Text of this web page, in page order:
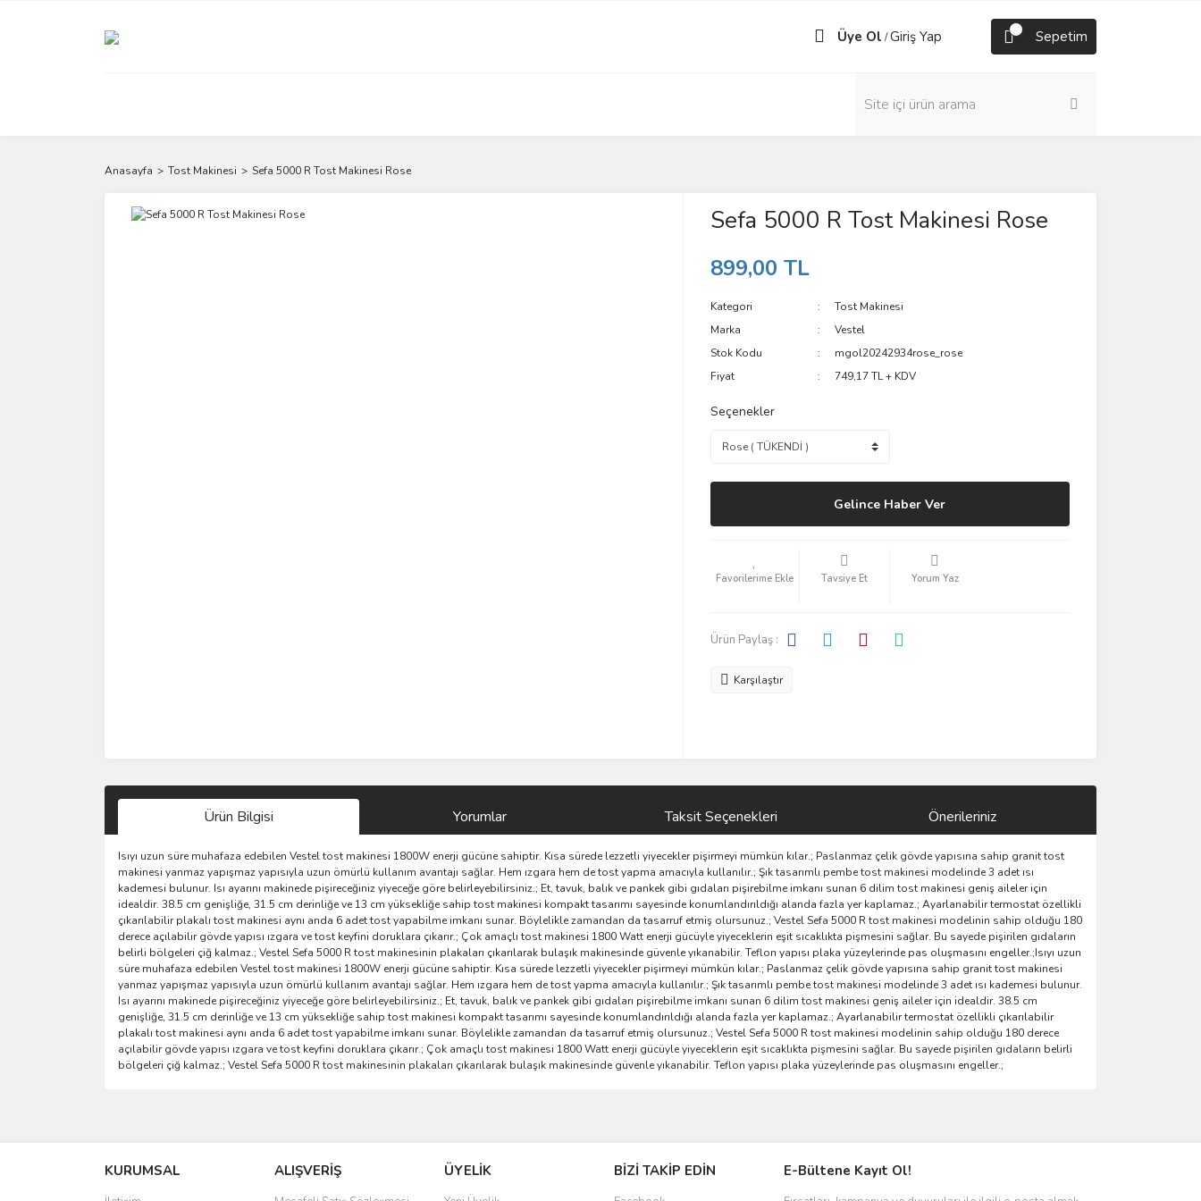
Üye Ol /Giriş Yap Sepetim
Anasayfa Tost Makinesi Sefa 5000 R Tost Makinesi Rose
Sefa 5000 R Tost Makinesi Rose
899,00 TL
Kategori
Tost Makinesi
Marka
Vestel
Stok Kodu
mgol20242934rose_rose
Fiyat
749,17 TL + KDV
Seçenekler
Gelince Haber Ver
Tavsiye Et Yorum Yaz
Ürün Paylaş :
Karşılaştır
Ürün Bilgisi Yorumlar Taksit Seçenekleri Önerileriniz
Isıyı uzun süre muhafaza edebilen Vestel tost makinesi 1800W enerji gücüne sahiptir. Kısa sürede lezzetli yiyecekler pişirmeyi mümkün kılar.; Paslanmaz çelik gövde yapısına sahip granit tost
makinesi yanmaz yapışmaz yapısıyla uzun ömürlü kullanım avantajı sağlar. Hem ızgara hem de tost yapma amacıyla kullanılır.; Şık tasarımlı pembe tost makinesi modelinde 3 adet ısı
kademesi bulunur. Isı ayarını makinede pişireceğiniz yiyeceğe göre belirleyebilirsiniz.; Et, tavuk, balık ve pankek gibi gıdaları pişirebilme imkanı sunan 6 dilim tost makinesi geniş aileler için
idealdir. 38.5 cm genişliğe, 31.5 cm derinliğe ve 13 cm yüksekliğe sahip tost makinesi kompakt tasarımı sayesinde konumlandırıldığı alanda fazla yer kaplamaz.; Ayarlanabilir termostat özellikli
çıkarılabilir plakalı tost makinesi aynı anda 6 adet tost yapabilme imkanı sunar. Böylelikle zamandan da tasarruf etmiş olursunuz.; Vestel Sefa 5000 R tost makinesi modelinin sahip olduğu 180
derece açılabilir gövde yapısı ızgara ve tost keyfini doruklara çıkarır.; Çok amaçlı tost makinesi 1800 Watt enerji gücüyle yiyeceklerin eşit sıcaklıkta pişmesini sağlar. Bu sayede pişirilen gıdaların
belirli bölgeleri çiğ kalmaz.; Vestel Sefa 5000 R tost makinesinin plakaları çıkarılarak bulaşık makinesinde güvenle yıkanabilir. Teflon yapısı plaka yüzeylerinde pas oluşmasını engeller.;Isıyı uzun
süre muhafaza edebilen Vestel tost makinesi 1800W enerji gücüne sahiptir. Kısa sürede lezzetli yiyecekler pişirmeyi mümkün kılar.; Paslanmaz çelik gövde yapısına sahip granit tost makinesi
yanmaz yapışmaz yapısıyla uzun ömürlü kullanım avantajı sağlar. Hem ızgara hem de tost yapma amacıyla kullanılır.; Şık tasarımlı pembe tost makinesi modelinde 3 adet ısı kademesi bulunur.
Isı ayarını makinede pişireceğiniz yiyeceğe göre belirleyebilirsiniz.; Et, tavuk, balık ve pankek gibi gıdaları pişirebilme imkanı sunan 6 dilim tost makinesi geniş aileler için idealdir. 38.5 cm
genişliğe, 31.5 cm derinliğe ve 13 cm yüksekliğe sahip tost makinesi kompakt tasarımı sayesinde konumlandırıldığı alanda fazla yer kaplamaz.; Ayarlanabilir termostat özellikli çıkarılabilir
plakalı tost makinesi aynı anda 6 adet tost yapabilme imkanı sunar. Böylelikle zamandan da tasarruf etmiş olursunuz.; Vestel Sefa 5000 R tost makinesi modelinin sahip olduğu 180 derece
açılabilir gövde yapısı ızgara ve tost keyfini doruklara çıkarır.; Çok amaçlı tost makinesi 1800 Watt enerji gücüyle yiyeceklerin eşit sıcaklıkta pişmesini sağlar. Bu sayede pişirilen gıdaların belirli
bölgeleri çiğ kalmaz.; Vestel Sefa 5000 R tost makinesinin plakaları çıkarılarak bulaşık makinesinde güvenle yıkanabilir. Teflon yapısı plaka yüzeylerinde pas oluşmasını engeller.;
Ürün resmi kalitesiz, bozuk veya görüntülenemiyor.
Ürün açıklamasında eksik bilgiler bulunuyor.
KURUMSAL ALIŞVERİŞ ÜYELİK BİZİ TAKİP EDİN E-Bültene Kayıt Ol!